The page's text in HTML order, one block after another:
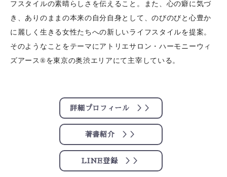
フスタイルの素晴らしさを伝えること。また、心の癖に気づ
き、ありのままの本来の自分自身として、のびのびと心豊か
に麗しく生きる女性たちへの新しいライフスタイルを提案。
そのようなことをテーマにアトリエサロン・ハーモニーウィ
ズアース®︎を東京の奥渋エリアにて主宰している。
詳細プロフィール ＞＞
著書紹介 ＞＞
LINE登録 ＞＞